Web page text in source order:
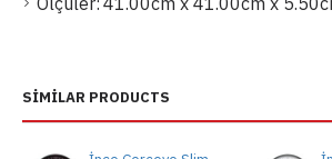
SIMILAR PRODUCTS